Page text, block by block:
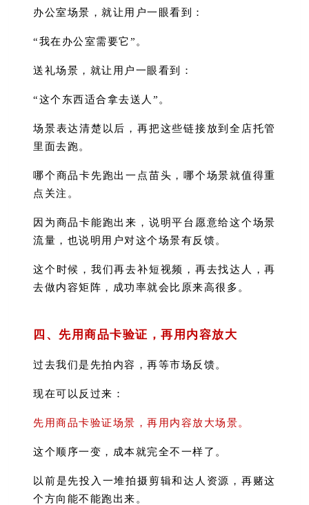
办公室场景，就让用户一眼看到：
“我在办公室需要它”。
送礼场景，就让用户一眼看到：
“这个东西适合拿去送人”。
场景表达清楚以后，再把这些链接放到全店托管
里面去跑。
哪个商品卡先跑出一点苗头，哪个场景就值得重
点关注。
因为商品卡能跑出来，说明平台愿意给这个场景
流量，也说明用户对这个场景有反馈。
这个时候，我们再去补短视频，再去找达人，再
去做内容矩阵，成功率就会比原来高很多。
四、先用商品卡验证，再用内容放大
过去我们是先拍内容，再等市场反馈。
现在可以反过来：
先用商品卡验证场景，再用内容放大场景。
这个顺序一变，成本就完全不一样了。
以前是先投入一堆拍摄剪辑和达人资源，再赌这
个方向能不能跑出来。